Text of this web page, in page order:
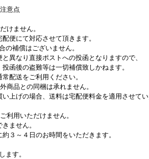
意点
けません。
便にて対応させて頂きます。
補償はございません。
異なり直接ポストへの投函となりますので、
函後の盗難等は一切補償致しかねます。
配送をご利用ください。
商品との同梱は承れません。
上げの場合、送料は宅配便料金を適用させてい
利用いただけません。
ません。
３～４日のお時間をいただきます。
ます。